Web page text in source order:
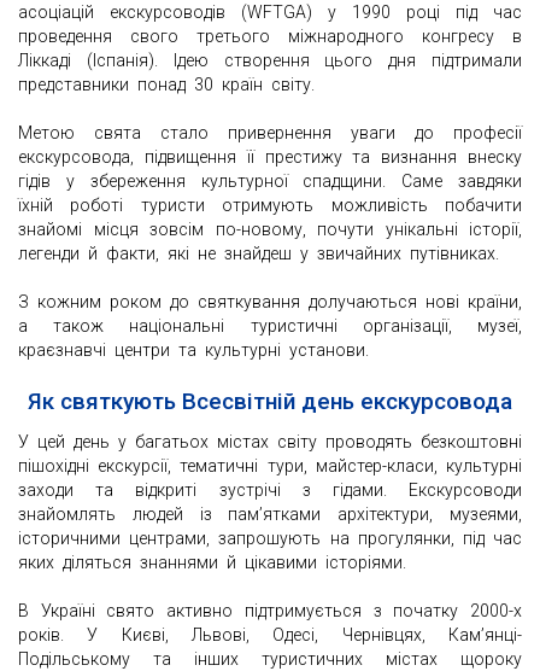
асоціацій екскурсоводів (WFTGA) у 1990 році під час
проведення свого третього міжнародного конгресу в
Ліккаді (Іспанія). Ідею створення цього дня підтримали
представники понад 30 країн світу.
Метою свята стало привернення уваги до професії
екскурсовода, підвищення її престижу та визнання внеску
гідів у збереження культурної спадщини. Саме завдяки
їхній роботі туристи отримують можливість побачити
знайомі місця зовсім по-новому, почути унікальні історії,
легенди й факти, які не знайдеш у звичайних путівниках.
З кожним роком до святкування долучаються нові країни,
а також національні туристичні організації, музеї,
краєзнавчі центри та культурні установи.
Як святкують Всесвітній день екскурсовода
У цей день у багатьох містах світу проводять безкоштовні
пішохідні екскурсії, тематичні тури, майстер-класи, культурні
заходи та відкриті зустрічі з гідами. Екскурсоводи
знайомлять людей із пам’ятками архітектури, музеями,
історичними центрами, запрошують на прогулянки, під час
яких діляться знаннями й цікавими історіями.
В Україні свято активно підтримується з початку 2000-х
років. У Києві, Львові, Одесі, Чернівцях, Кам’янці-
Подільському та інших туристичних містах щороку